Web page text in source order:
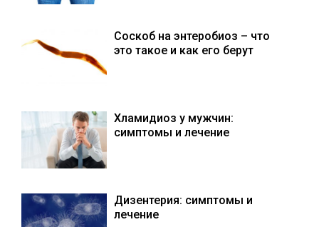
Соскоб на энтеробиоз – что
это такое и как его берут
Хламидиоз у мужчин:
симптомы и лечение
Дизентерия: симптомы и
лечение